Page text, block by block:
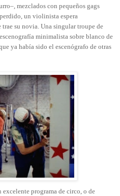
mezclados con pequeños gags
un violinista espera
su novia. Una singular troupe de
minimalista sobre blanco de
ya había sido el escenógrafo de otras
programa de circo, o de